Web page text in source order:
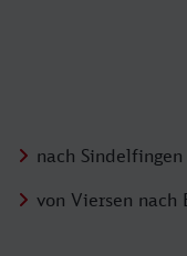
nach Sindelfingen
von Viersen nach